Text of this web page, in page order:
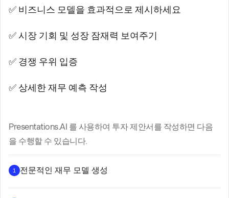
✅ 비즈니스 모델을 효과적으로 제시하세요
✅ 시장 기회 및 성장 잠재력 보여주기
✅ 경쟁 우위 입증
✅ 상세한 재무 예측 작성
Presentations.AI 를 사용하여 투자 제안서를 작성하면 다음
을 수행할 수 있습니다.
1 전문적인 재무 모델 생성